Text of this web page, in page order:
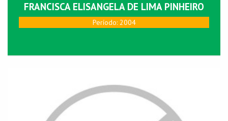
FRANCISCA ELISANGELA DE LIMA PINHEIRO
Perí­odo: 2004